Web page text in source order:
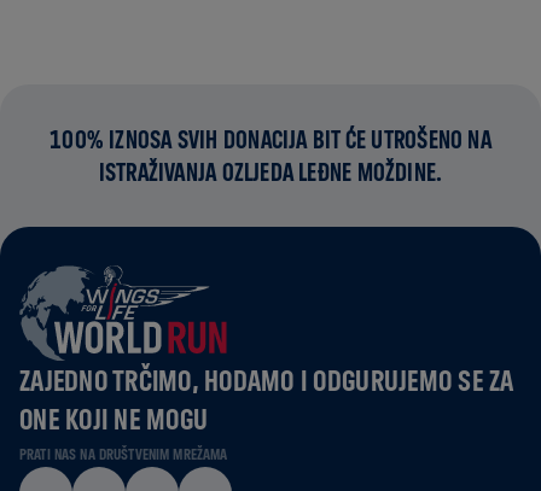
100% IZNOSA SVIH DONACIJA BIT ĆE UTROŠENO NA
ISTRAŽIVANJA OZLJEDA LEĐNE MOŽDINE.
ZAJEDNO TRČIMO, HODAMO I ODGURUJEMO SE ZA
ONE KOJI NE MOGU
PRATI NAS NA DRUŠTVENIM MREŽAMA